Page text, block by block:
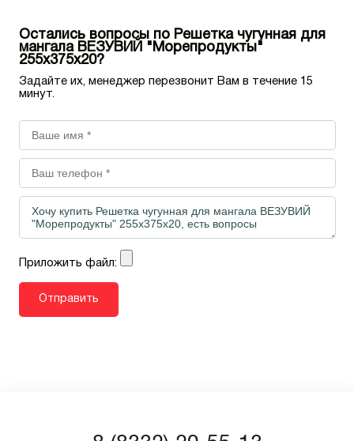
Остались вопросы по Решетка чугунная для
мангала ВЕЗУВИЙ "Морепродукты"
255х375х20?
Задайте их, менеджер перезвонит Вам в течение 15
минут.
Приложить файл: